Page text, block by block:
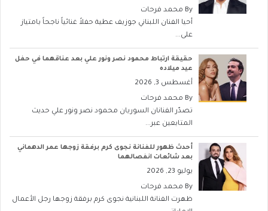
By محمد فرحات
أحيا الفنان اللبناني جوزيف عطية حفلاً غنائياً ناجحاً بامتياز
على...
حقيقة ارتباط محمود نصر ونور علي بعد عناقهما في حفل
عيد ميلاده
أغسطس 3, 2026
By محمد فرحات
تصدّر الفنانان السوريان محمود نصر ونور علي حديث
المتابعين عبر...
أحدث ظهور للفنانة نجوى كرم برفقة زوجها عمر الدهماني
بعد شائعات انفصالهما
يوليو 23, 2026
By محمد فرحات
ظهرت الفنانة اللبنانية نجوى كرم برفقة زوجها رجل الأعمال